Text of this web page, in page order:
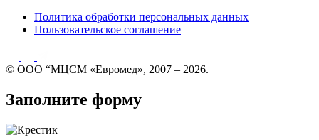
Политика обработки персональных данных
Пользовательское соглашение
© ООО “МЦСМ «Евромед», 2007 – 2026.
Заполните форму